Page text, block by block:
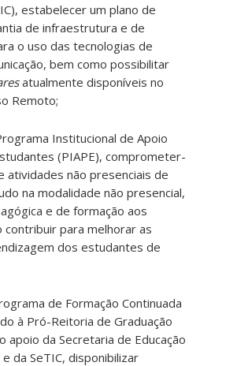
estabelecer um plano de
de infraestrutura e de
o uso das tecnologias de
bem como possibilitar
atualmente disponíveis no
Remoto;
Institucional de Apoio
(PIAPE), comprometer-
atividades não presenciais de
na modalidade não presencial,
e de formação aos
contribuir para melhorar as
dos estudantes de
de Formação Continuada
à Pró-Reitoria de Graduação
apoio da Secretaria de Educação
e da SeTIC, disponibilizar